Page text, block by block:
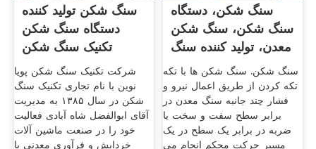
سنگ شکن تولید کننده
دستگاه سنگ شکن
تکنیک سنگ شکن
شرکت تکنیک سنگ شکن پویا
نوین با نام تجاری تکنیک سنگ
شکن در سال ۱۳۸۵ به مدیریت
آقای ابوالفضل شاه آبادی فعالیت
خود را در صنعت ماشین آلات
خردایش و فرآوری معدنی با
سنگ شکن، دستگاه
سنگ شکن، سنگ شکن
معدن، تولید کننده سنگ
شکن
سنگ شکن. سنگ شکن ها با تکه
تکه کردن از طریق اعمال نیرو و
فشار چند جانبه سنگ معدن در
برابر سطح سفت و سخت یا
ضربه در برابر یک سطح در یک
مسیر حرکت محکم انجام می